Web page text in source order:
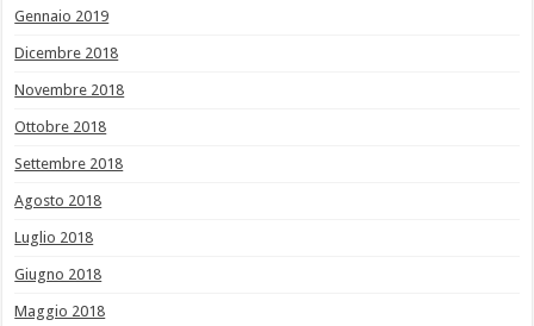
Gennaio 2019
Dicembre 2018
Novembre 2018
Ottobre 2018
Settembre 2018
Agosto 2018
Luglio 2018
Giugno 2018
Maggio 2018